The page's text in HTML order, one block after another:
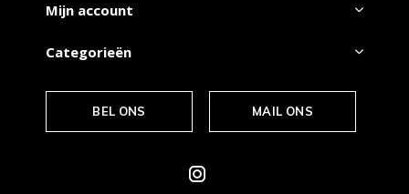
Mijn account
Categorieën
BEL ONS MAIL ONS